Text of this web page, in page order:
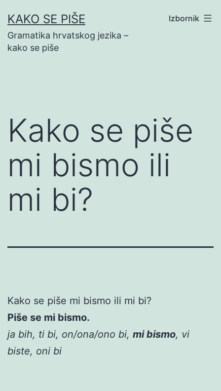
na
sadržaj
KAKO SE PIŠE
Gramatika hrvatskog jezika –
kako se piše
Izbornik
Kako se piše
mi bismo ili
mi bi?
Kako se piše mi bismo ili mi bi?
Piše se mi bismo.
ja bih, ti bi, on/ona/ono bi, mi bismo, vi
biste, oni bi